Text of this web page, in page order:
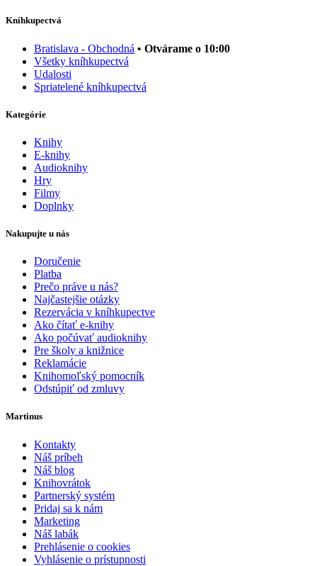
Kníhkupectvá
Bratislava - Obchodná • Otvárame o 10:00
Všetky kníhkupectvá
Udalosti
Spriatelené kníhkupectvá
Kategórie
Knihy
E-knihy
Audioknihy
Hry
Filmy
Doplnky
Nakupujte u nás
Doručenie
Platba
Prečo práve u nás?
Najčastejšie otázky
Rezervácia v kníhkupectve
Ako čítať e-knihy
Ako počúvať audioknihy
Pre školy a knižnice
Reklamácie
Knihomoľský pomocník
Odstúpiť od zmluvy
Martinus
Kontakty
Náš príbeh
Náš blog
Knihovrátok
Partnerský systém
Pridaj sa k nám
Marketing
Náš labák
Prehlásenie o cookies
Vyhlásenie o prístupnosti